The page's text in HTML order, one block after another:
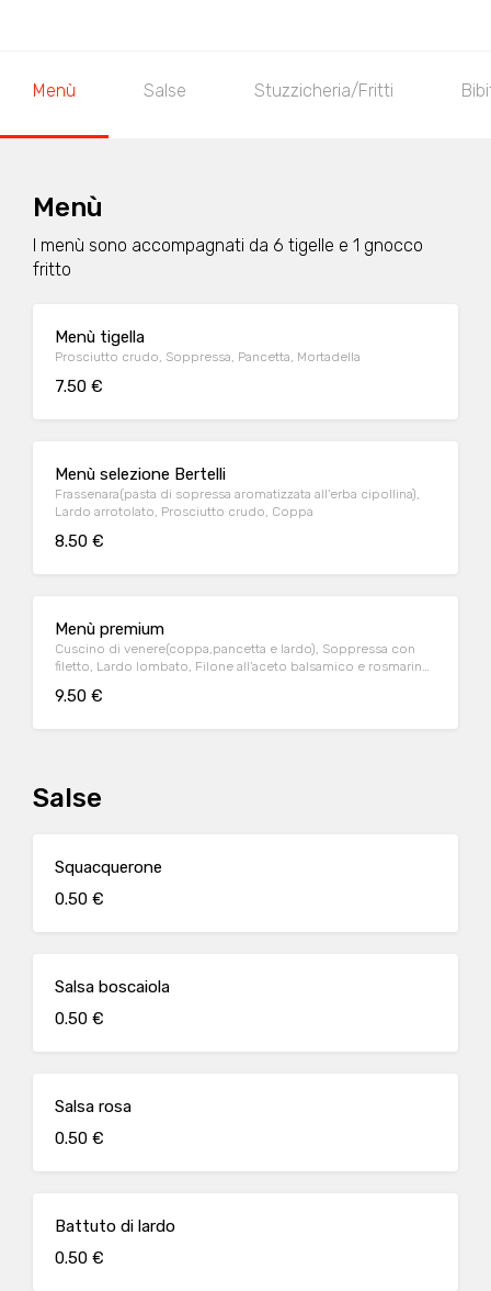
Menù Salse Stuzzicheria/Fritti
Menù
I menù sono accompagnati da 6 tigelle e 1 gnocco
fritto
Menù tigella
Prosciutto crudo, Soppressa, Pancetta, Mortadella
7.50 €
Menù selezione Bertelli
Frassenara(pasta di sopressa aromatizzata all'erba cipollina),
Lardo arrotolato, Prosciutto crudo, Coppa
8.50 €
Menù premium
Cuscino di venere(coppa,pancetta e lardo), Soppressa con
filetto, Lardo lombato, Filone all’aceto balsamico e rosmarino,
9.50 €
Salse
Squacquerone
0.50 €
Salsa boscaiola
0.50 €
Salsa rosa
0.50 €
Battuto di lardo
0.50 €